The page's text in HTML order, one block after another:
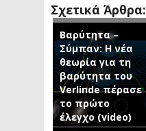
Σχετικά Άρθρα:
Βαρύτητα –
Σύμπαν: Η νέα
θεωρία για τη
βαρύτητα του
Verlinde πέρασε
το πρώτο
έλεγχο (video)